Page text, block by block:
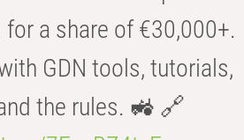
a share of €30,000+.
GDN tools, tutorials,
the rules. 🚜 🔗